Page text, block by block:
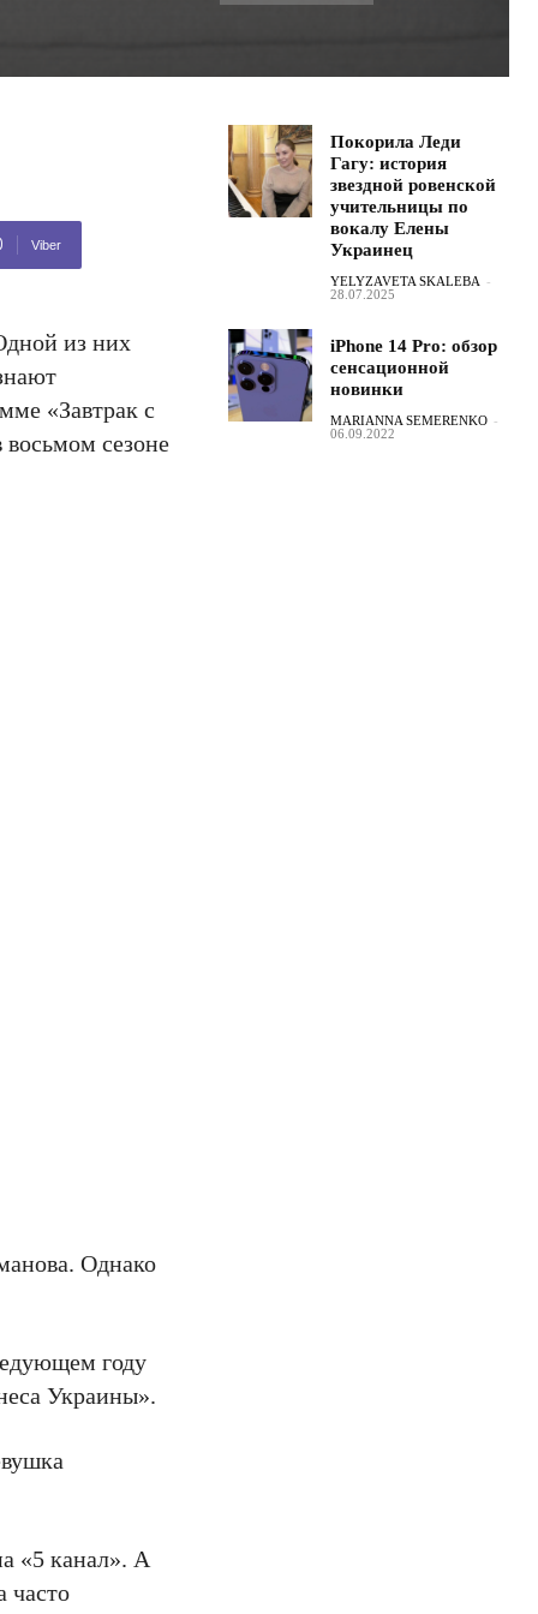
Viber
из них
«Завтрак с
сезоне
Однако
году
Украины».
«5 канал». А
часто
Покорила Леди
Гагу: история
звездной ровенской
учительницы по
вокалу Елены
Украинец
YELYZAVETA SKALEBA -
28.07.2025
iPhone 14 Pro: обзор
сенсационной
новинки
MARIANNA SEMERENKO -
06.09.2022